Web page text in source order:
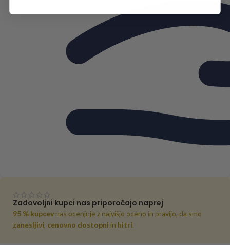
Zadovoljni kupci nas priporočajo naprej
95 % kupcev nas ocenjuje z najvišjo oceno in pravijo, da smo
zanesljivi, cenovno dostopni in hitri.